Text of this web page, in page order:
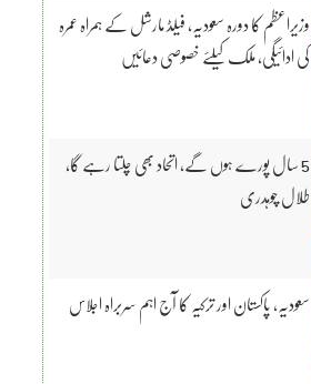
وزیراعظم کا دورہ سعودیہ، فیلڈ مارشل کے ہمراہ عمرہ
کی ادائیگی، ملک کیلئے خصوصی دعائیں
5 سال پورے ہوں گے، اتحاد بھی چلتا رہے گا،
طلال چوہدری
سعودیہ، پاکستان اور ترکیہ کا آج اہم سربراہ اجلاس